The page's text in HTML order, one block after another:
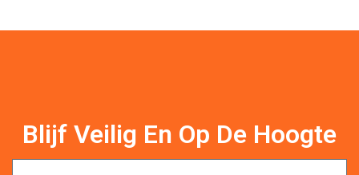
Blijf Veilig En Op De Hoogte